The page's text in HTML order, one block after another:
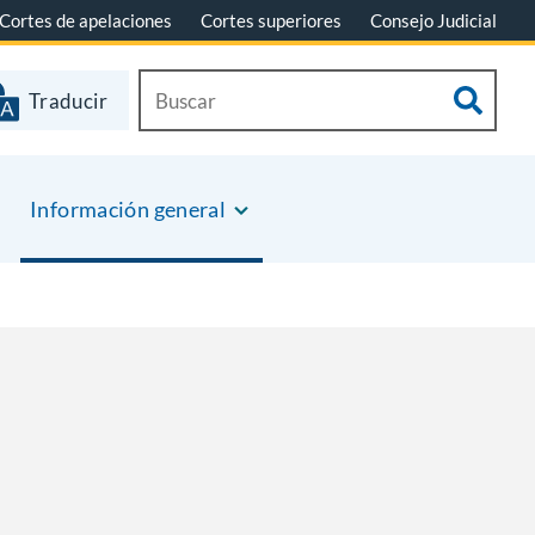
Cortes de apelaciones Cortes superiores Consejo Judicial
Información general
Traducir